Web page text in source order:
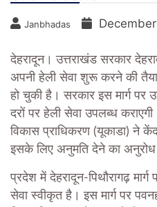
Janbhadas
देहरादून। उत्तराखंड सरकार
अपनी हेली सेवा शुरू करने की
हो चुकी है। सरकार इस मार्ग पर
दरों पर हेली सेवा उपलब्ध
विकास प्राधिकरण (यूकाडा) ने
इसके लिए अनुमति देने का अनुरोध
प्रदेश में देहरादून-पिथौरागढ़
सेवा स्वीकृत है। इस मार्ग पर